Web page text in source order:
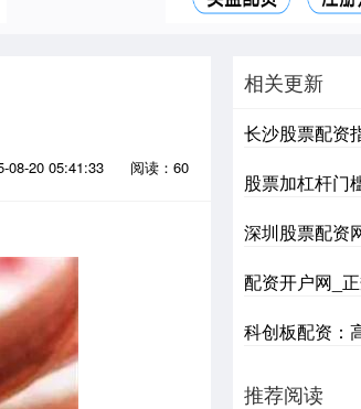
08-20 05:41:33 阅读：60
相关更新
长沙股票配资
股票加杠杆门
深圳股票配资
配资开户网_
科创板配资：
推荐阅读